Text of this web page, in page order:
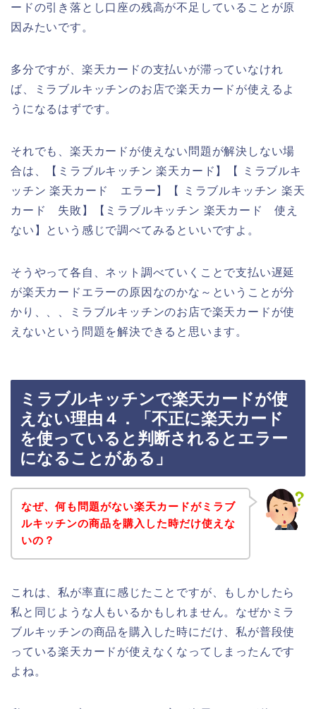
ードの引き落とし口座の残高が不足していることが原
因みたいです。
多分ですが、楽天カードの支払いが滞っていなけれ
ば、ミラブルキッチンのお店で楽天カードが使えるよ
うになるはずです。
それでも、楽天カードが使えない問題が解決しない場
合は、【ミラブルキッチン 楽天カード】【 ミラブルキ
ッチン 楽天カード エラー】【 ミラブルキッチン 楽天
カード 失敗】【ミラブルキッチン 楽天カード 使え
ない】という感じで調べてみるといいですよ。
そうやって各自、ネット調べていくことで支払い遅延
が楽天カードエラーの原因なのかな～ということが分
かり、、、ミラブルキッチンのお店で楽天カードが使
えないという問題を解決できると思います。
ミラブルキッチンで楽天カードが使
えない理由４．「不正に楽天カード
を使っていると判断されるとエラー
になることがある」
なぜ、何も問題がない楽天カードがミラブ
ルキッチンの商品を購入した時だけ使えな
いの？
これは、私が率直に感じたことですが、もしかしたら
私と同じような人もいるかもしれません。なぜかミラ
ブルキッチンの商品を購入した時にだけ、私が普段使
っている楽天カードが使えなくなってしまったんです
よね。